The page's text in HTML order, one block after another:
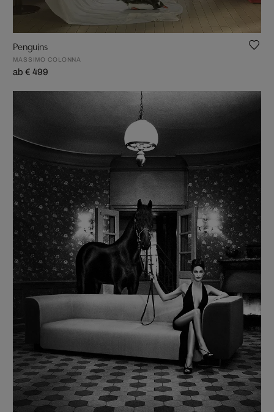
Penguins
MASSIMO COLONNA
ab € 499